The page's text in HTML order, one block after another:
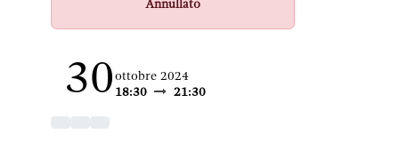
Annullato
30 ottobre 2024
18:30
21:30